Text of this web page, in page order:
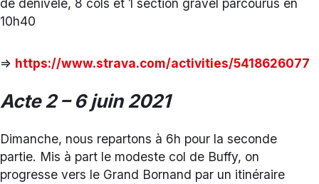
10h40
=> https://www.strava.com/activities/5418626077
Acte 2 – 6 juin 2021
Dimanche, nous repartons à 6h pour la seconde
partie. Mis à part le modeste col de Buffy, on
progresse vers le Grand Bornand par un itinéraire